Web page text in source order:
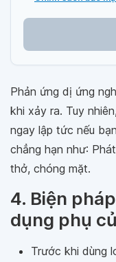
Phản ứng dị ứng
khi xảy ra. Tuy
ngay lập tức nếu
chẳng hạn như:
thở, chóng mặt.
4. Biện
dụng phụ
Trước khi dùng